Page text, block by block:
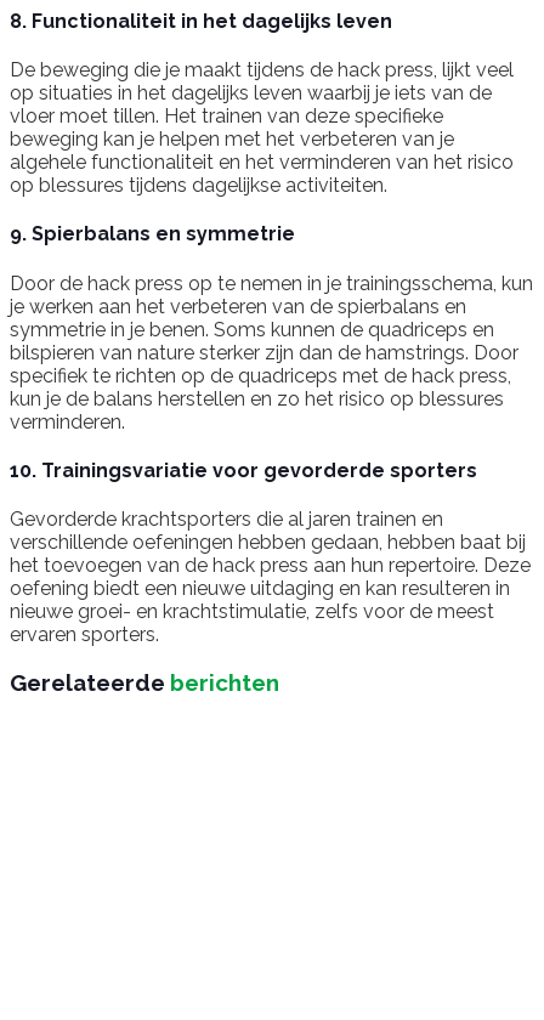
8. Functionaliteit in het dagelijks leven
De beweging die je maakt tijdens de hack press, lijkt veel
op situaties in het dagelijks leven waarbij je iets van de
vloer moet tillen. Het trainen van deze specifieke
beweging kan je helpen met het verbeteren van je
algehele functionaliteit en het verminderen van het risico
op blessures tijdens dagelijkse activiteiten.
9. Spierbalans en symmetrie
Door de hack press op te nemen in je trainingsschema, kun
je werken aan het verbeteren van de spierbalans en
symmetrie in je benen. Soms kunnen de quadriceps en
bilspieren van nature sterker zijn dan de hamstrings. Door
specifiek te richten op de quadriceps met de hack press,
kun je de balans herstellen en zo het risico op blessures
verminderen.
10. Trainingsvariatie voor gevorderde sporters
Gevorderde krachtsporters die al jaren trainen en
verschillende oefeningen hebben gedaan, hebben baat bij
het toevoegen van de hack press aan hun repertoire. Deze
oefening biedt een nieuwe uitdaging en kan resulteren in
nieuwe groei- en krachtstimulatie, zelfs voor de meest
ervaren sporters.
Gerelateerde berichten